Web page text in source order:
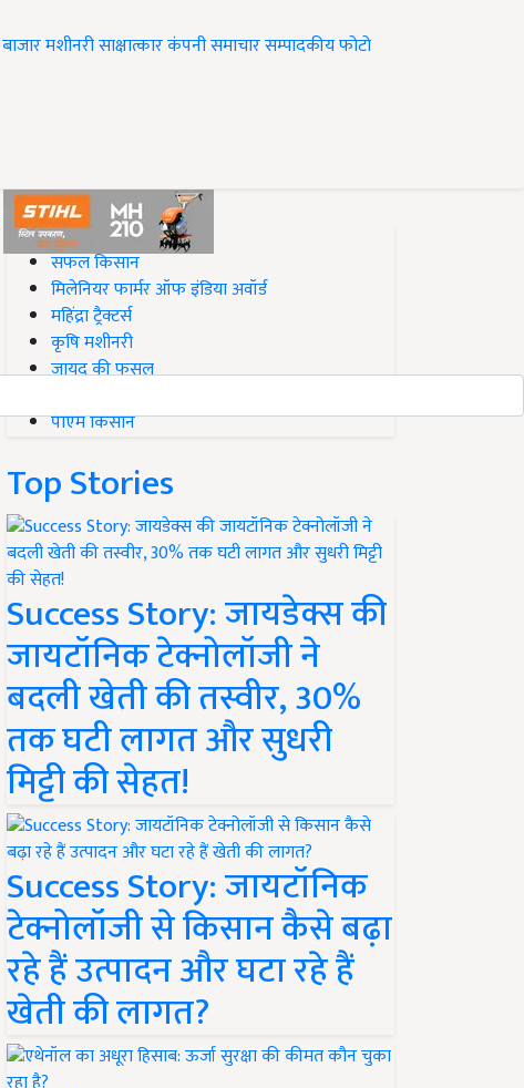
बाजारमशीनरीसाक्षात्कारकंपनी समाचारसम्पादकीयफोटो
#Top on Krishi Jagran
सफल किसान
मिलेनियर फार्मर ऑफ इंडिया अवॉर्ड
महिंद्रा ट्रैक्टर्स
कृषि मशीनरी
जायद की फसल
पीएम किसान
Top Stories
Success Story: जायडेक्स की
जायटॉनिक टेक्नोलॉजी ने
बदली खेती की तस्वीर, 30%
तक घटी लागत और सुधरी
मिट्टी की सेहत!
Success Story: जायटॉनिक
टेक्नोलॉजी से किसान कैसे बढ़ा
रहे हैं उत्पादन और घटा रहे हैं
खेती की लागत?